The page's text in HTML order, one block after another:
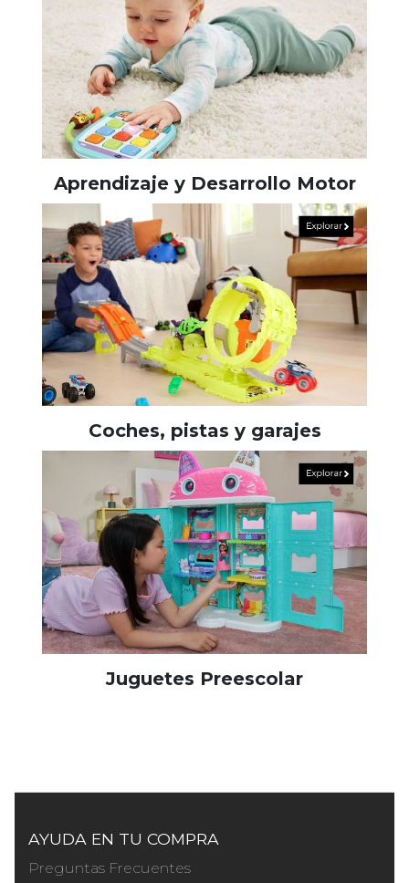
Aprendizaje y Desarrollo Motor
Coches, pistas y garajes
Juguetes Preescolar
AYUDA EN TU COMPRA
Preguntas Frecuentes